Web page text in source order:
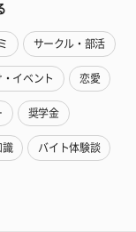
サークル・部活
イベント 恋愛
奨学金
識 バイト体験談